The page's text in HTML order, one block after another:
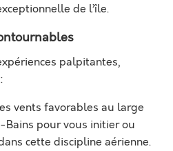
de l’île.
palpitantes,
vents favorables au large
pour vous initier ou
cette discipline aérienne.